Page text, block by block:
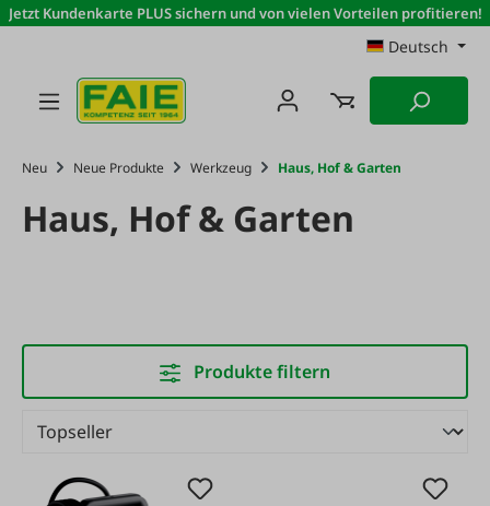
Zum Hauptinhalt springen
Jetzt Kundenkarte PLUS sichern und von vielen Vorteilen profitieren!
Deutsch
Neu Neue Produkte Werkzeug Haus, Hof & Garten
Haus, Hof & Garten
Produkte filtern